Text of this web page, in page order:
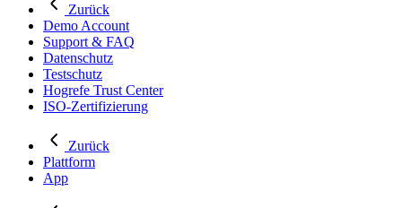
Zurück
Demo Account
Support & FAQ
Datenschutz
Testschutz
Hogrefe Trust Center
ISO-Zertifizierung
Zurück
Plattform
App